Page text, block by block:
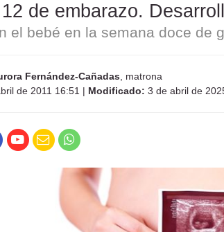
de embarazo.
el bebé en la semana doce de
Fernández-Cañadas , matrona
de 2011 16:51 | Modificado: 3 de abril de